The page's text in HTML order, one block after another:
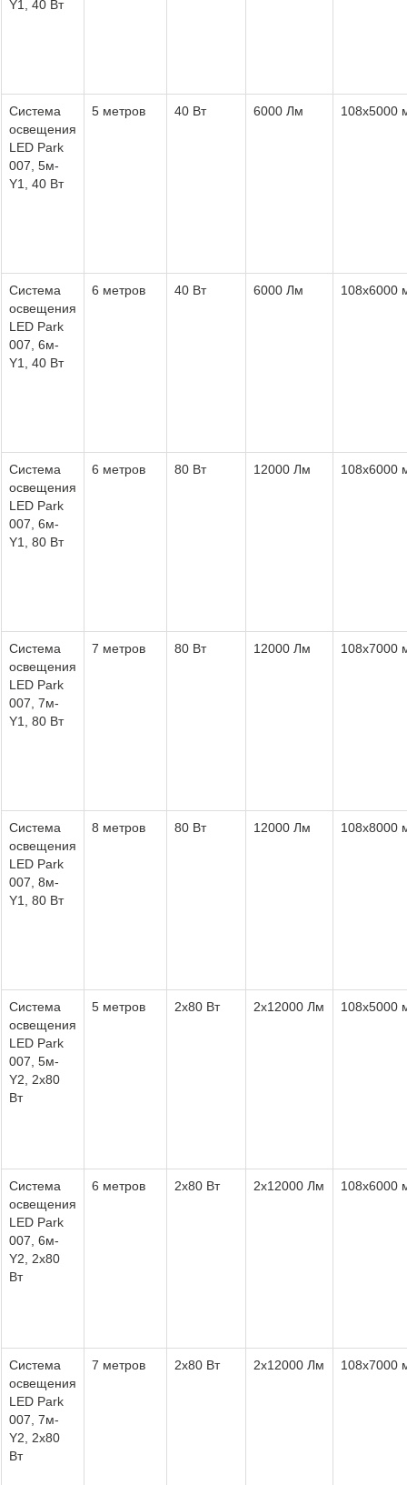
Y1, 40 Вт
Система
освещения
LED Park
007, 5м-
Y1, 40 Вт
5 метров 40 Вт 6000 Лм 108х5000
Система
освещения
LED Park
007, 6м-
Y1, 40 Вт
6 метров 40 Вт 6000 Лм 108х6000
Система
освещения
LED Park
007, 6м-
Y1, 80 Вт
6 метров 80 Вт 12000 Лм 108х6000
Система
освещения
LED Park
007, 7м-
Y1, 80 Вт
7 метров 80 Вт 12000 Лм 108х7000
Система
освещения
LED Park
007, 8м-
Y1, 80 Вт
8 метров 80 Вт 12000 Лм 108х8000
Система
освещения
LED Park
007, 5м-
Y2, 2х80
Вт
5 метров 2х80 Вт 2х12000 Лм 108х5000
Система
освещения
LED Park
007, 6м-
Y2, 2х80
Вт
6 метров 2х80 Вт 2х12000 Лм 108х6000
Система
освещения
LED Park
007, 7м-
Y2, 2х80
Вт
7 метров 2х80 Вт 2х12000 Лм 108х7000